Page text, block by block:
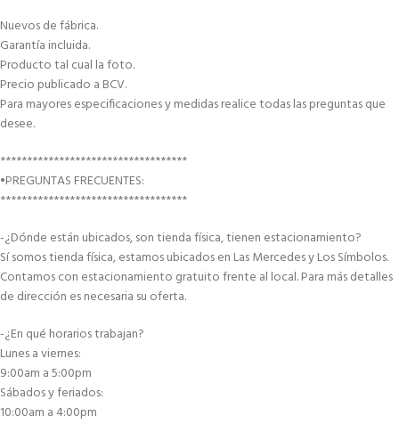
Nuevos de fábrica.
Garantía incluida.
Producto tal cual la foto.
Precio publicado a BCV.
Para mayores especificaciones y medidas realice todas las preguntas que
desee.
***********************************
•PREGUNTAS FRECUENTES:
***********************************
-¿Dónde están ubicados, son tienda física, tienen estacionamiento?
Sí somos tienda física, estamos ubicados en Las Mercedes y Los Símbolos.
Contamos con estacionamiento gratuito frente al local. Para más detalles
de dirección es necesaria su oferta.
-¿En qué horarios trabajan?
Lunes a viernes:
9:00am a 5:00pm
Sábados y feriados:
10:00am a 4:00pm